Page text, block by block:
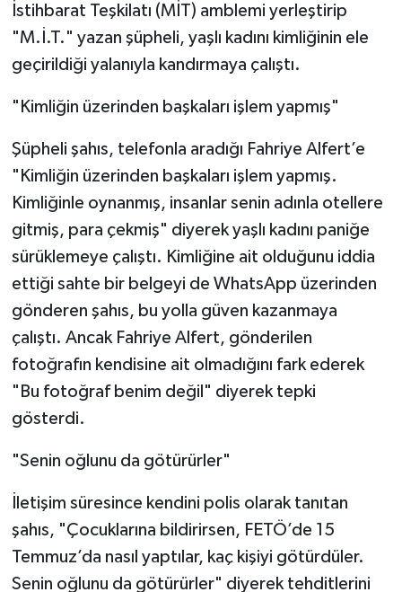
İstihbarat Teşkilatı (MİT) amblemi yerleştirip
"M.İ.T." yazan şüpheli, yaşlı kadını kimliğinin ele
geçirildiği yalanıyla kandırmaya çalıştı.
"Kimliğin üzerinden başkaları işlem yapmış"
Şüpheli şahıs, telefonla aradığı Fahriye Alfert’e
"Kimliğin üzerinden başkaları işlem yapmış.
Kimliğinle oynanmış, insanlar senin adınla otellere
gitmiş, para çekmiş" diyerek yaşlı kadını paniğe
sürüklemeye çalıştı. Kimliğine ait olduğunu iddia
ettiği sahte bir belgeyi de WhatsApp üzerinden
gönderen şahıs, bu yolla güven kazanmaya
çalıştı. Ancak Fahriye Alfert, gönderilen
fotoğrafın kendisine ait olmadığını fark ederek
"Bu fotoğraf benim değil" diyerek tepki
gösterdi.
"Senin oğlunu da götürürler"
İletişim süresince kendini polis olarak tanıtan
şahıs, "Çocuklarına bildirirsen, FETÖ’de 15
Temmuz’da nasıl yaptılar, kaç kişiyi götürdüler.
Senin oğlunu da götürürler" diyerek tehditlerini